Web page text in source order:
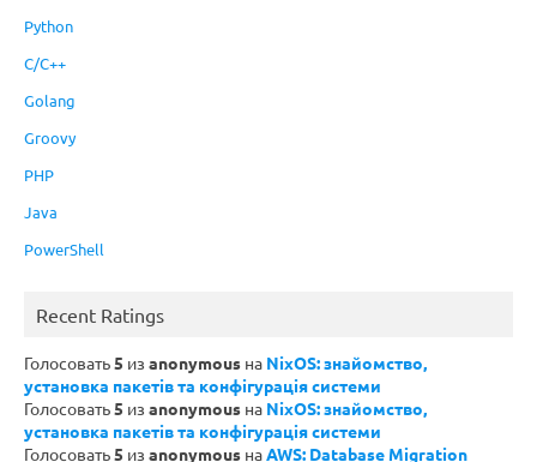
Python
C/C++
Golang
Groovy
PHP
Java
PowerShell
Recent Ratings
Голосовать5 из anonymous на NixOS: знайомство,
установка пакетів та конфігурація системи
Голосовать5 из anonymous на NixOS: знайомство,
установка пакетів та конфігурація системи
Голосовать5 из anonymous наAWS: Database Migration